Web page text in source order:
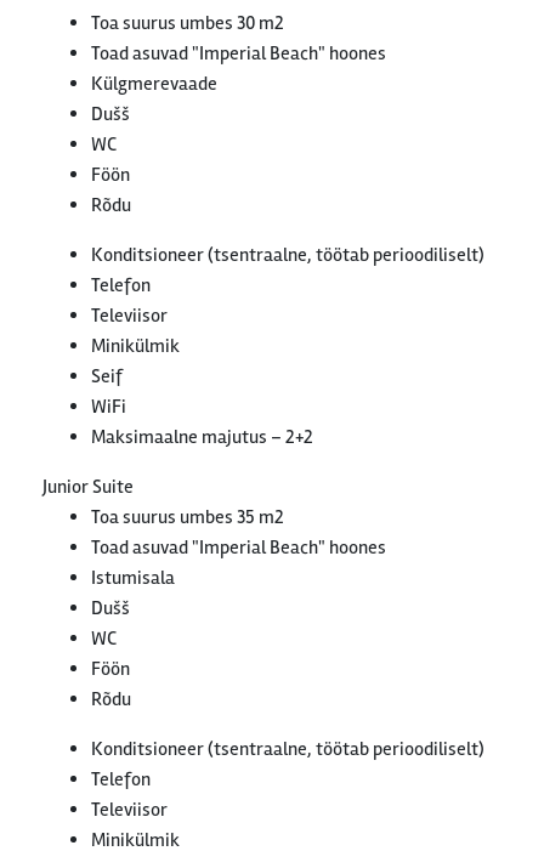
Toa suurus umbes 30 m2
Toad asuvad "Imperial Beach" hoones
Külgmerevaade
Dušš
WC
Föön
Rõdu
Konditsioneer (tsentraalne, töötab perioodiliselt)
Telefon
Televiisor
Minikülmik
Seif
WiFi
Maksimaalne majutus – 2+2
Junior Suite
Toa suurus umbes 35 m2
Toad asuvad "Imperial Beach" hoones
Istumisala
Dušš
WC
Föön
Rõdu
Konditsioneer (tsentraalne, töötab perioodiliselt)
Telefon
Televiisor
Minikülmik